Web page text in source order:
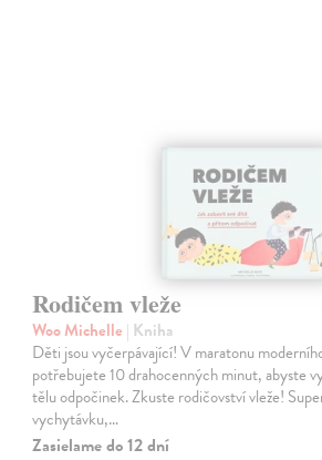
Rodičem vleže
Woo Michelle | Kniha
Děti jsou vyčerpávající! V maratonu
potřebujete 10 drahocenných minut, abyste
tělu odpočinek. Zkuste rodičovství vleže!
vychytávku,…
Zasielame do 12 dní